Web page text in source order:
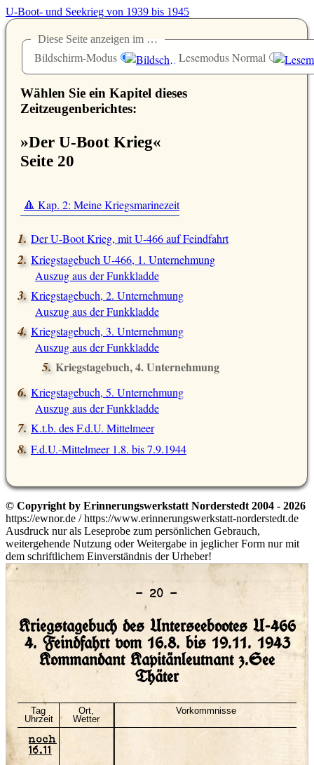
U-Boot- und Seekrieg von 1939 bis 1945
Diese Seite anzeigen im …
Bildschirm-Modus Lesemodus Normal
Wählen Sie ein Kapitel dieses
Zeitzeugenberichtes:
»Der U-Boot Krieg«
Seite 20
🔺 Kap. 2: Meine Kriegsmarinezeit
Der U-Boot Krieg, mit U-466 auf Feindfahrt
Kriegstagebuch U-466, 1. Unternehmung
Auszug aus der Funkkladde
Kriegstagebuch, 2. Unternehmung
Auszug aus der Funkkladde
Kriegstagebuch, 3. Unternehmung
Auszug aus der Funkkladde
Kriegstagebuch, 4. Unternehmung
Kriegstagebuch, 5. Unternehmung
Auszug aus der Funkkladde
K.t.b. des F.d.U. Mittelmeer
F.d.U.-Mittelmeer 1.8. bis 7.9.1944
© Copyright by Erinnerungswerkstatt Norderstedt 2004 - 2026
https://ewnor.de / https://www.erinnerungswerkstatt-norderstedt.de
Ausdruck nur als Leseprobe zum persönlichen Gebrauch,
weitergehende Nutzung oder Weitergabe in jeglicher Form nur mit
dem schriftlichem Einverständnis der Urheber!
– 20 –
Kriegstagebuch des Unterseebootes U-466
4. Feindfahrt vom 16.8. bis 19.11. 1943
Kommandant Kapitänleutnant z.See
Thäter
Tag
Uhrzeit
Ort,
Wetter
Vorkommnisse
noch
16.11